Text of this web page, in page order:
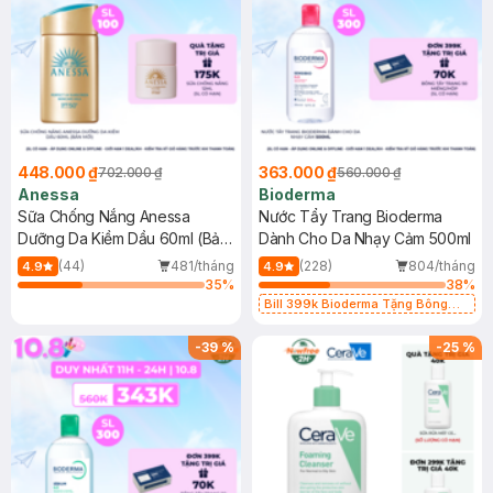
448.000 ₫702.000 ₫
Anessa
Sữa Chống Nắng Anessa
Dưỡng Da Kiềm Dầu 60ml (Bản
Mới)
4.9 (44)
481/tháng
35%
363.000 ₫560.000 ₫
Bioderma
Nước Tẩy Trang Bioderma
Dành Cho Da Nhạy Cảm 500ml
4.9 (228)
804/tháng
38%
Bill 399k Bioderma Tặng Bông
-39% -25 %